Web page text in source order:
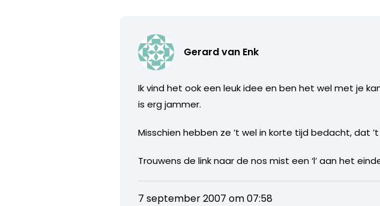
Gerard van Enk
Ik vind het ook een leuk idee en ben het wel met je
is erg jammer.
Misschien hebben ze ’t wel in korte tijd bedacht, dat
Trouwens de link naar de nos mist een ‘l’ aan het
7 september 2007 om 07:58